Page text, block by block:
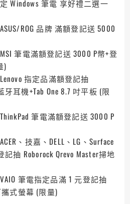
Windows 筆電 享好禮二選一
ROG 品牌 滿額登記送 5000
筆電滿額登記送 3000 P幣+登
)
指定品滿額登記抽
牙耳機+Tab One 8.7 吋平板 (限
筆電滿額登記送 3000 P
、技嘉、DELL、LG、Surface
抽 Roborock Qrevo Master掃地
筆電指定品滿 1 元登記抽
攜式螢幕 (限量)